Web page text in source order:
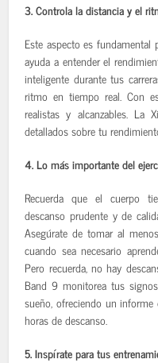
3. Controla la distancia y el
Este aspecto es fundamental
ayuda a entender el
inteligente durante tus
ritmo en tiempo real. Con
realistas y alcanzables. La
detallados sobre tu
4. Lo más importante del
Recuerda que el cuerpo
descanso prudente y de
Asegúrate de tomar al
cuando sea necesario
Pero recuerda, no hay
Band 9 monitorea tus
sueño, ofreciendo un
horas de descanso.
5. Inspírate para tus